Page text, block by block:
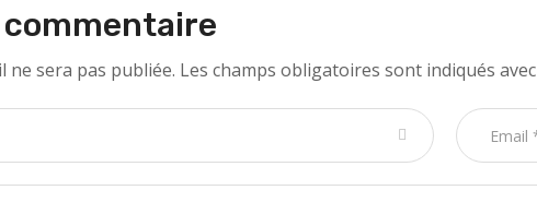
commentaire
ne sera pas publiée. Les champs obligatoires sont indiqués avec